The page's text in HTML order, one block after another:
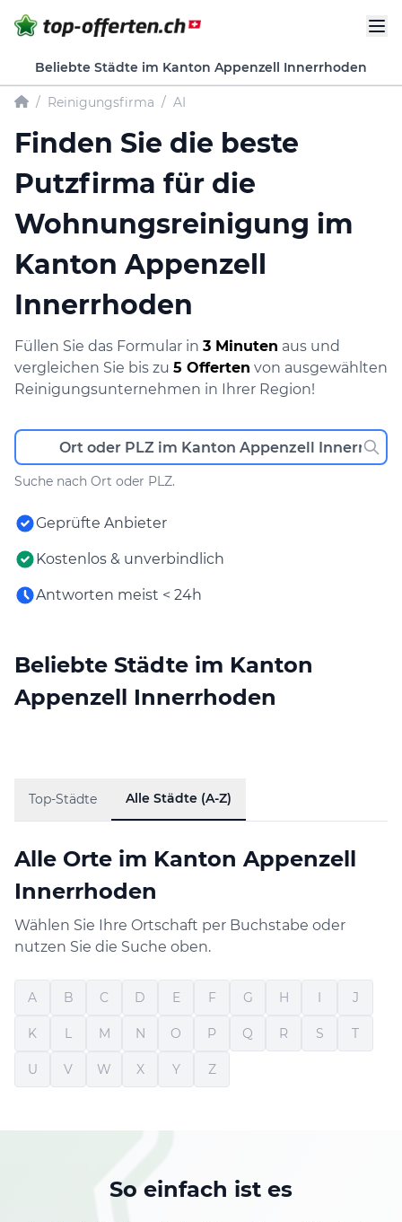
Beliebte Städte im Kanton Appenzell Innerrhoden
/ Reinigungsfirma / AI
Finden Sie die beste
Putzfirma für die
Wohnungsreinigung im
Kanton Appenzell
Innerrhoden
Füllen Sie das Formular in 3 Minuten aus und
vergleichen Sie bis zu 5 Offerten von ausgewählten
Reinigungsunternehmen in Ihrer Region!
Suche nach Ort oder PLZ.
Geprüfte Anbieter
Kostenlos & unverbindlich
Antworten meist < 24h
Beliebte Städte im Kanton
Appenzell Innerrhoden
Top-Städte Alle Städte (A-Z)
Alle Orte im Kanton Appenzell
Innerrhoden
Wählen Sie Ihre Ortschaft per Buchstabe oder
nutzen Sie die Suche oben.
A B C D E F G H I J
K L M N O P Q R S T
U V W X Y Z
So einfach ist es